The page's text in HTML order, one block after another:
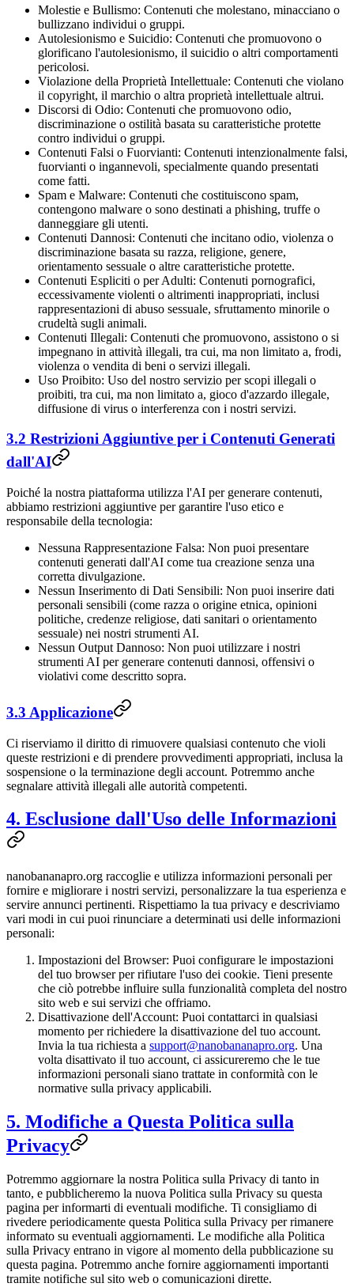
Molestie e Bullismo: Contenuti che molestano, minacciano o
bullizzano individui o gruppi.
Autolesionismo e Suicidio: Contenuti che promuovono o
glorificano l'autolesionismo, il suicidio o altri comportamenti
pericolosi.
Violazione della Proprietà Intellettuale: Contenuti che violano
il copyright, il marchio o altra proprietà intellettuale altrui.
Discorsi di Odio: Contenuti che promuovono odio,
discriminazione o ostilità basata su caratteristiche protette
contro individui o gruppi.
Contenuti Falsi o Fuorvianti: Contenuti intenzionalmente falsi,
fuorvianti o ingannevoli, specialmente quando presentati
come fatti.
Spam e Malware: Contenuti che costituiscono spam,
contengono malware o sono destinati a phishing, truffe o
danneggiare gli utenti.
Contenuti Dannosi: Contenuti che incitano odio, violenza o
discriminazione basata su razza, religione, genere,
orientamento sessuale o altre caratteristiche protette.
Contenuti Espliciti o per Adulti: Contenuti pornografici,
eccessivamente violenti o altrimenti inappropriati, inclusi
rappresentazioni di abuso sessuale, sfruttamento minorile o
crudeltà sugli animali.
Contenuti Illegali: Contenuti che promuovono, assistono o si
impegnano in attività illegali, tra cui, ma non limitato a, frodi,
violenza o vendita di beni o servizi illegali.
Uso Proibito: Uso del nostro servizio per scopi illegali o
proibiti, tra cui, ma non limitato a, gioco d'azzardo illegale,
diffusione di virus o interferenza con i nostri servizi.
3.2 Restrizioni Aggiuntive per i Contenuti Generati
dall'AI
Poiché la nostra piattaforma utilizza l'AI per generare contenuti,
abbiamo restrizioni aggiuntive per garantire l'uso etico e
responsabile della tecnologia:
Nessuna Rappresentazione Falsa: Non puoi presentare
contenuti generati dall'AI come tua creazione senza una
corretta divulgazione.
Nessun Inserimento di Dati Sensibili: Non puoi inserire dati
personali sensibili (come razza o origine etnica, opinioni
politiche, credenze religiose, dati sanitari o orientamento
sessuale) nei nostri strumenti AI.
Nessun Output Dannoso: Non puoi utilizzare i nostri
strumenti AI per generare contenuti dannosi, offensivi o
violativi come descritto sopra.
3.3 Applicazione
Ci riserviamo il diritto di rimuovere qualsiasi contenuto che violi
queste restrizioni e di prendere provvedimenti appropriati, inclusa la
sospensione o la terminazione degli account. Potremmo anche
segnalare attività illegali alle autorità competenti.
4. Esclusione dall'Uso delle Informazioni
nanobananapro.org raccoglie e utilizza informazioni personali per
fornire e migliorare i nostri servizi, personalizzare la tua esperienza e
servire annunci pertinenti. Rispettiamo la tua privacy e descriviamo
vari modi in cui puoi rinunciare a determinati usi delle informazioni
personali:
Impostazioni del Browser: Puoi configurare le impostazioni
del tuo browser per rifiutare l'uso dei cookie. Tieni presente
che ciò potrebbe influire sulla funzionalità completa del nostro
sito web e sui servizi che offriamo.
Disattivazione dell'Account: Puoi contattarci in qualsiasi
momento per richiedere la disattivazione del tuo account.
Invia la tua richiesta a support@nanobananapro.org. Una
volta disattivato il tuo account, ci assicureremo che le tue
informazioni personali siano trattate in conformità con le
normative sulla privacy applicabili.
5. Modifiche a Questa Politica sulla
Privacy
Potremmo aggiornare la nostra Politica sulla Privacy di tanto in
tanto, e pubblicheremo la nuova Politica sulla Privacy su questa
pagina per informarti di eventuali modifiche. Ti consigliamo di
rivedere periodicamente questa Politica sulla Privacy per rimanere
informato su eventuali aggiornamenti. Le modifiche alla Politica
sulla Privacy entrano in vigore al momento della pubblicazione su
questa pagina. Potremmo anche fornire aggiornamenti importanti
tramite notifiche sul sito web o comunicazioni dirette.